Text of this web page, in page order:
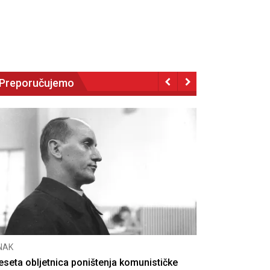
Preporučujemo
obljetnica poništenja komunističke